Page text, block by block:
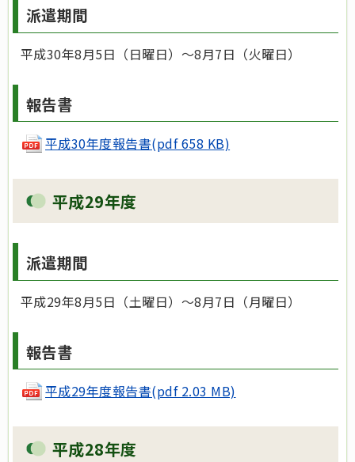
派遣期間
平成30年8月5日（日曜日）～8月7日（火曜日）
報告書
平成30年度報告書(pdf 658 KB)
平成29年度
派遣期間
平成29年8月5日（土曜日）～8月7日（月曜日）
報告書
平成29年度報告書(pdf 2.03 MB)
平成28年度